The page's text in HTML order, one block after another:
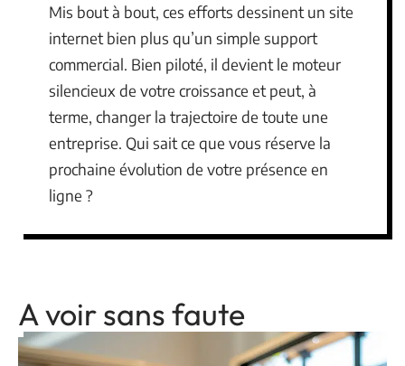
Mis bout à bout, ces efforts dessinent un site
internet bien plus qu’un simple support
commercial. Bien piloté, il devient le moteur
silencieux de votre croissance et peut, à
terme, changer la trajectoire de toute une
entreprise. Qui sait ce que vous réserve la
prochaine évolution de votre présence en
ligne ?
A voir sans faute